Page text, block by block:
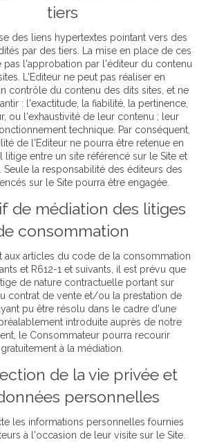
tiers
des liens hypertextes pointant vers des
par des tiers. La mise en place de ces
pas l'approbation par l'éditeur du contenu
L'Editeur ne peut pas réaliser en
contrôle du contenu des dits sites, et ne
: l'exactitude, la fiabilité, la pertinence,
ou l'exhaustivité de leur contenu ; leur
technique. Par conséquent,
de l'Editeur ne pourra être retenue en
litige entre un site référencé sur le Site et
Seule la responsabilité des éditeurs des
sur le Site pourra être engagée.
de médiation des litiges
consommation
aux articles du code de la consommation
et R612-1 et suivants, il est prévu que
de nature contractuelle portant sur
contrat de vente et/ou la prestation de
pu être résolu dans le cadre d'une
introduite auprès de notre
le Consommateur pourra recourir
gratuitement à la médiation.
de la vie privée et
personnelles
les informations personnelles fournies
à l'occasion de leur visite sur le Site.